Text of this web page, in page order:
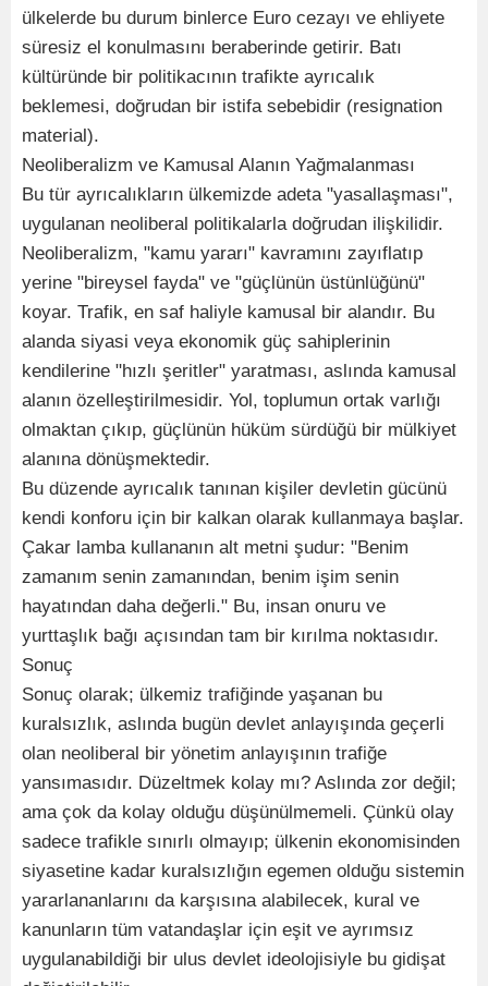
ülkelerde bu durum binlerce Euro cezayı ve ehliyete
süresiz el konulmasını beraberinde getirir. Batı
kültüründe bir politikacının trafikte ayrıcalık
beklemesi, doğrudan bir istifa sebebidir (resignation
material).
Neoliberalizm ve Kamusal Alanın Yağmalanması
Bu tür ayrıcalıkların ülkemizde adeta "yasallaşması",
uygulanan neoliberal politikalarla doğrudan ilişkilidir.
Neoliberalizm, "kamu yararı" kavramını zayıflatıp
yerine "bireysel fayda" ve "güçlünün üstünlüğünü"
koyar. Trafik, en saf haliyle kamusal bir alandır. Bu
alanda siyasi veya ekonomik güç sahiplerinin
kendilerine "hızlı şeritler" yaratması, aslında kamusal
alanın özelleştirilmesidir. Yol, toplumun ortak varlığı
olmaktan çıkıp, güçlünün hüküm sürdüğü bir mülkiyet
alanına dönüşmektedir.
Bu düzende ayrıcalık tanınan kişiler devletin gücünü
kendi konforu için bir kalkan olarak kullanmaya başlar.
Çakar lamba kullananın alt metni şudur: "Benim
zamanım senin zamanından, benim işim senin
hayatından daha değerli." Bu, insan onuru ve
yurttaşlık bağı açısından tam bir kırılma noktasıdır.
Sonuç
Sonuç olarak; ülkemiz trafiğinde yaşanan bu
kuralsızlık, aslında bugün devlet anlayışında geçerli
olan neoliberal bir yönetim anlayışının trafiğe
yansımasıdır. Düzeltmek kolay mı? Aslında zor değil;
ama çok da kolay olduğu düşünülmemeli. Çünkü olay
sadece trafikle sınırlı olmayıp; ülkenin ekonomisinden
siyasetine kadar kuralsızlığın egemen olduğu sistemin
yararlananlarını da karşısına alabilecek, kural ve
kanunların tüm vatandaşlar için eşit ve ayrımsız
uygulanabildiği bir ulus devlet ideolojisiyle bu gidişat